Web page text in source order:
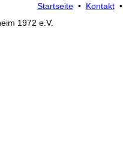
Startseite• Kontakt
1972 e.V.